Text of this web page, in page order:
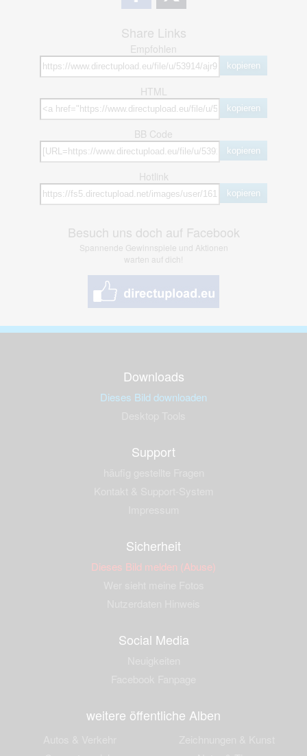
Share Links
Empfohlen
kopieren
HTML
kopieren
BB Code
kopieren
Hotlink
kopieren
Besuch uns doch auf Facebook
Spannende Gewinnspiele und Aktionen
warten auf dich!
Downloads
Dieses Bild downloaden
Support
Sicherheit
Dieses Bild melden (Abuse)
Social Media
weitere öffentliche Alben